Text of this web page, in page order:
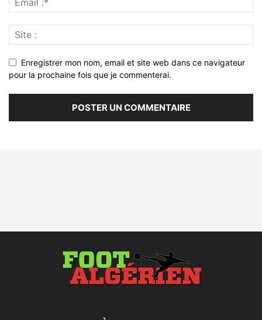
Enregistrer mon nom, email et site web dans ce navigateur
pour la prochaine fois que je commenterai.